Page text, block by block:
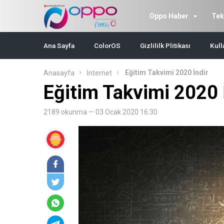
Oppo Haber
Ana Sayfa ColorOS Gizlililk Plitikası
Anasayfa İnternet Eğitim Takvimi 2020 İndir
Eğitim Takvimi 2020
2189 okunma — 03 Ocak 2020 16:30